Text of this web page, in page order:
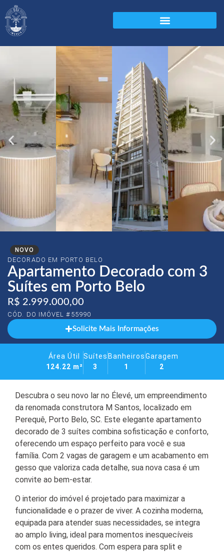
NOVO
DECORADO EM PORTO BELO
Apartamento Decorado com 3
Suítes em Porto Belo
R$ 2.999.000,00
CÓD. DO IMÓVEL #55990
Solicite Mais Informações
Área Útil
124.22 m²
Suítes
3
Banheiros
1
Garagem
2
Descubra o seu novo lar no Élevé, um empreendimento
da renomada construtora M Santos, localizado em
Perequê, Porto Belo, SC. Este elegante apartamento
decorado de 3 suítes combina sofisticação e conforto,
oferecendo um espaço perfeito para você e sua
família. Com 2 vagas de garagem e um acabamento em
gesso que valoriza cada detalhe, sua nova casa é um
convite ao bem-estar.
O interior do imóvel é projetado para maximizar a
funcionalidade e o prazer de viver. A cozinha moderna,
equipada para atender suas necessidades, se integra
ao amplo living, ideal para momentos inesquecíveis
com os entes queridos. Com espera para split e